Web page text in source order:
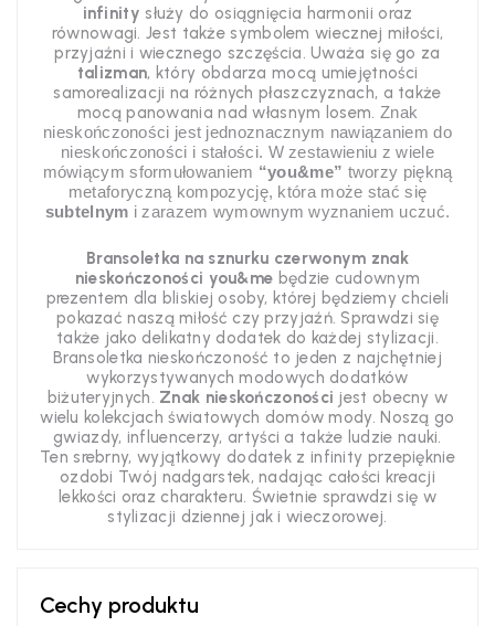
infinity służy do osiągnięcia harmonii oraz
równowagi. Jest także symbolem wiecznej miłości,
przyjaźni i wiecznego szczęścia. Uważa się go za
talizman, który obdarza mocą umiejętności
samorealizacji na różnych płaszczyznach, a także
mocą panowania nad własnym losem. Znak
nieskończoności jest jednoznacznym nawiązaniemdo
nieskończoności i stałości. W zestawieniu z wiele
mówiącym sformułowaniem “you&me” tworzy piękną
metaforyczną kompozycję, która może stać się
subtelnym i zarazem wymownym wyznaniem uczuć.
Bransoletka na sznurku czerwonym znak
nieskończoności you&me będzie cudownym
prezentem dla bliskiej osoby, której będziemy chcieli
pokazać naszą miłość czy przyjaźń. Sprawdzi się
także jako delikatny dodatek do każdej stylizacji.
Bransoletka nieskończoność to jeden z najchętniej
wykorzystywanych modowych dodatków
biżuteryjnych. Znak nieskończoności jest obecny w
wielu kolekcjach światowych domów mody. Noszą go
gwiazdy, influencerzy, artyści a także ludzie nauki.
Ten srebrny, wyjątkowy dodatek z infinity przepięknie
ozdobi Twój nadgarstek, nadając całości kreacji
lekkości oraz charakteru. Świetnie sprawdzi się w
stylizacji dziennej jak i wieczorowej.
Cechy produktu